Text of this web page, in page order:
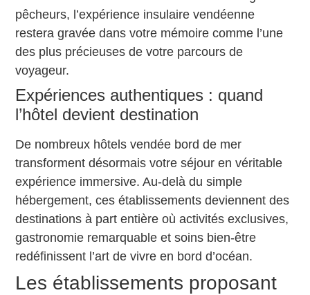
pêcheurs, l’expérience insulaire vendéenne
restera gravée dans votre mémoire comme l’une
des plus précieuses de votre parcours de
voyageur.
Expériences authentiques : quand
l’hôtel devient destination
De nombreux hôtels vendée bord de mer
transforment désormais votre séjour en véritable
expérience immersive. Au-delà du simple
hébergement, ces établissements deviennent des
destinations à part entière où activités exclusives,
gastronomie remarquable et soins bien-être
redéfinissent l’art de vivre en bord d’océan.
Les établissements proposant